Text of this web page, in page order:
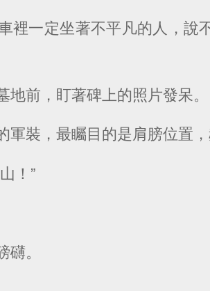
裡一定坐著不平凡的人，說
前，盯著碑上的照片發呆。
裝，最矚目的是肩膀位置，
！”
。